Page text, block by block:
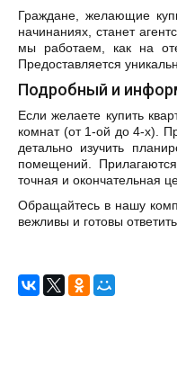
Граждане, желающие
начинаниях, станет
мы работаем, как на
Предоставляется
Подробный и
Если желаете купить
комнат (от 1-ой до 4-х).
детально изучить
помещений.
точная и окончательная
Обращайтесь в нашу
вежливы и готовы